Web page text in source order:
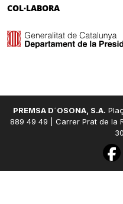
COL·LABORA
PREMSA D´OSONA, S.A.
889 49 49 | Carrer Prat de la